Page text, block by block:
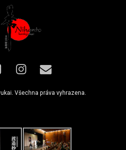
Instagram
E-mail
Všechna práva vyhrazena.